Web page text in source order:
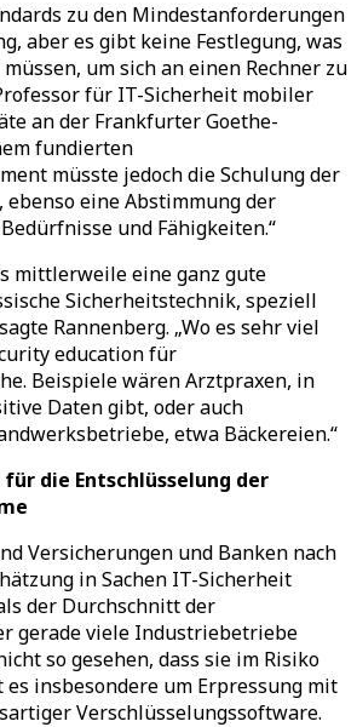
zu den Mindestanforderungen
aber es gibt keine Festlegung, was
um sich an einen Rechner zu
für IT-Sicherheit mobiler
an der Frankfurter Goethe-
fundierten
müsste jedoch die Schulung der
ebenso eine Abstimmung der
und Fähigkeiten.“
mittlerweile eine ganz gute
Sicherheitstechnik, speziell
Rannenberg. „Wo es sehr viel
education für
Beispiele wären Arztpraxen, in
Daten gibt, oder auch
etwa Bäckereien.“
die Entschlüsselung der
Versicherungen und Banken nach
in Sachen IT-Sicherheit
der Durchschnitt der
gerade viele Industriebetriebe
so gesehen, dass sie im Risiko
es insbesondere um Erpressung mit
Verschlüsselungssoftware.